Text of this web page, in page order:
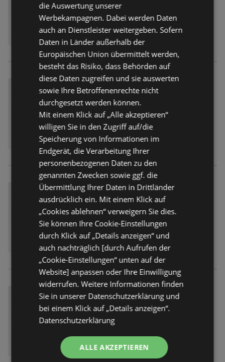
die Auswertung unserer
Werbekampagnen. Dabei werden Daten
auch an Dienstleister weitergeben. Sofern
Daten in Länder außerhalb der
Europäischen Union übermittelt werden,
besteht das Risiko, dass Behörden auf
diese Daten zugreifen und sie auswerten
sowie Ihre Betroffenenrechte nicht
durchgesetzt werden können.
Mit einem Klick auf „Alle akzeptieren“
willigen Sie in den Zugriff auf/die
Speicherung von Informationen im
Endgerät, die Verarbeitung Ihrer
personenbezogenen Daten zu den
genannten Zwecken sowie ggf. die
Übermittlung Ihrer Daten in Drittländer
ausdrücklich ein. Mit einem Klick auf
„Cookies ablehnen“ verweigern Sie dies.
Sie können Ihre Cookie-Einstellungen
durch Klick auf „Details anzeigen“ und
auch nachträglich [durch Aufrufen der
„Cookie-Einstellungen“ unten auf der
Website] anpassen oder Ihre Einwilligung
widerrufen. Weitere Informationen finden
Sie in unserer Datenschutzerklärung und
bei einem Klick auf „Details anzeigen“.
Datenschutzerklärung
ALLE AKZEPTIEREN